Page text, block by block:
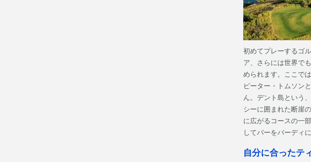
初めてプレーするゴ
ア、さらには世界で
められます。ここで
ピーター・トムソン
ん。デント島という
シーに囲まれた断崖
に広がるコースの一
してパーをバーディ
自分に合ったテ